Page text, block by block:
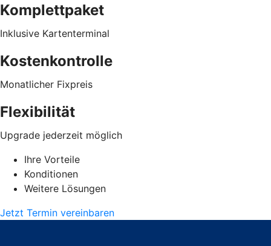
Komplettpaket
Inklusive Kartenterminal
Kostenkontrolle
Monatlicher Fixpreis
Flexibilität
Upgrade jederzeit möglich
Ihre Vorteile
Konditionen
Weitere Lösungen
Jetzt Termin vereinbaren